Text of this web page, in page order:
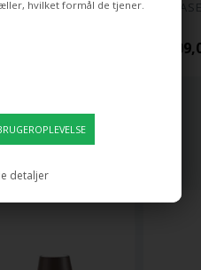
hvilket formål de tjener.
detaljer
ASK SORT